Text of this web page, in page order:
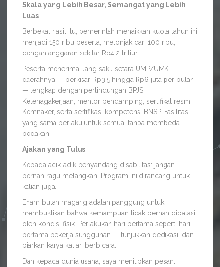
Skala yang Lebih Besar, Semangat yang Lebih
Luas
Berbekal hasil itu, pemerintah menaikkan kuota tahun ini
menjadi 150 ribu peserta, melonjak dari 100 ribu,
dengan anggaran sekitar Rp4,2 triliun.
Peserta menerima uang saku setara UMP/UMK
daerahnya — berkisar Rp3,5 hingga Rp6 juta per bulan
— lengkap dengan perlindungan BPJS
Ketenagakerjaan, mentor pendamping, sertifikat resmi
Kemnaker, serta sertifikasi kompetensi BNSP. Fasilitas
yang sama berlaku untuk semua, tanpa membeda-
bedakan.
Ajakan yang Tulus
Kepada adik-adik penyandang disabilitas: jangan
pernah ragu melangkah. Program ini dirancang untuk
kalian juga.
Enam bulan magang adalah panggung untuk
membuktikan bahwa kemampuan tidak pernah dibatasi
oleh kondisi fisik. Perlakukan hari pertama seperti hari
pertama bekerja sungguhan — tunjukkan dedikasi, dan
biarkan karya kalian berbicara.
Dan kepada dunia usaha, saya menitipkan pesan: